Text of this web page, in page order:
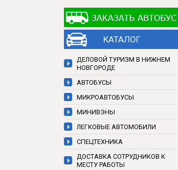
КОНТАКТЫ
КАТАЛОГ
ДЕЛОВОЙ ТУРИЗМ В НИЖНЕМ
НОВГОРОДЕ
АВТОБУСЫ
МИКРОАВТОБУСЫ
МИНИВЭНЫ
ЛЕГКОВЫЕ АВТОМОБИЛИ
СПЕЦТЕХНИКА
ДОСТАВКА СОТРУДНИКОВ К
МЕСТУ РАБОТЫ